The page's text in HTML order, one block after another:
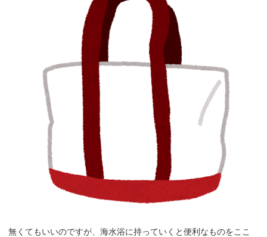
無くてもいいのですが、海水浴に持っていくと便利なものをここ